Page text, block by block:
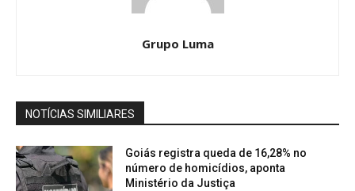
Grupo Luma
NOTÍCIAS SIMILIARES
Goiás registra queda de 16,28% no
número de homicídios, aponta
Ministério da Justiça